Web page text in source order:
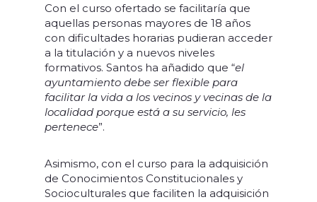
Con el curso ofertado se facilitaría que
aquellas personas mayores de 18 años
con dificultades horarias pudieran acceder
a la titulación y a nuevos niveles
formativos. Santos ha añadido que “el
ayuntamiento debe ser flexible para
facilitar la vida a los vecinos y vecinas de la
localidad porque está a su servicio, les
pertenece”.
Asimismo, con el curso para la adquisición
de Conocimientos Constitucionales y
Socioculturales que faciliten la adquisición